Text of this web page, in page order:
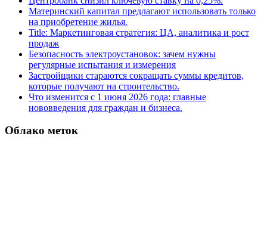
Материнский капитал предлагают использовать только
на приобретение жилья.
Title: Маркетинговая стратегия: ЦА, аналитика и рост
продаж
Безопасность электроустановок: зачем нужны
регулярные испытания и измерения
Застройщики стараются сокращать суммы кредитов,
которые получают на строительство.
Что изменится с 1 июня 2026 года: главные
нововведения для граждан и бизнеса.
Облако меток